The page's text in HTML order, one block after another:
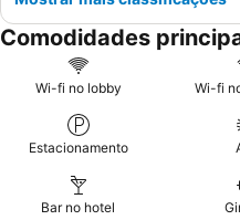
Comodidades
Wi-fi no lobby Wi-fi
Estacionamento
Bar no hotel